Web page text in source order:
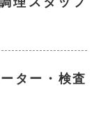
ター・検査